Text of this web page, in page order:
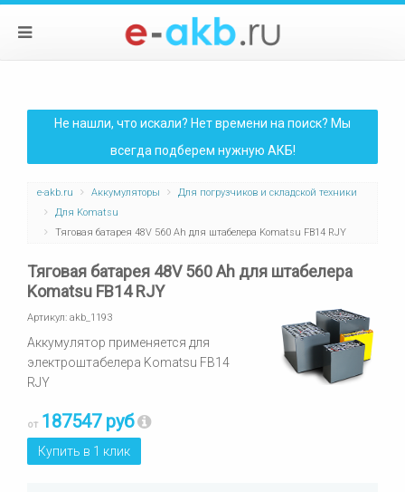
Не нашли, что искали? Нет времени на поиск? Мы
всегда подберем нужную АКБ!
e-akb.ru Аккумуляторы
Для погрузчиков и складской техники
Для Komatsu
Тяговая батарея 48V 560 Ah для штабелера Komatsu FB14 RJY
Тяговая батарея 48V 560 Ah для штабелера
Komatsu FB14 RJY
Артикул: akb_1193
Аккумулятор применяется для
электроштабелера Komatsu FB14
RJY
от 187547 руб
Купить в 1 клик